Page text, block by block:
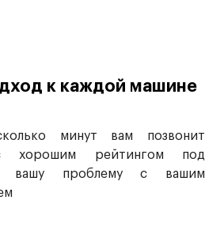
к каждой машине
минут вам позвонит
хорошим рейтингом под
вашу проблему с вашим